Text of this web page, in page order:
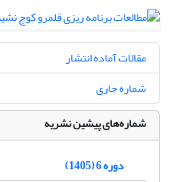
مقالات آماده انتشار
شماره جاری
شماره‌های پیشین نشریه
دوره 6 (1405)